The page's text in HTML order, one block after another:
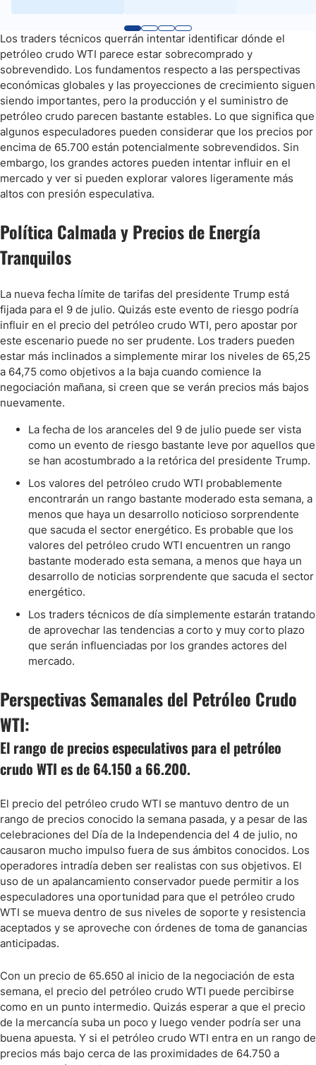
Los traders técnicos querrán intentar identificar dónde el
petróleo crudo WTI parece estar sobrecomprado y
sobrevendido. Los fundamentos respecto a las perspectivas
económicas globales y las proyecciones de crecimiento siguen
siendo importantes, pero la producción y el suministro de
petróleo crudo parecen bastante estables. Lo que significa que
algunos especuladores pueden considerar que los precios por
encima de 65.700 están potencialmente sobrevendidos. Sin
embargo, los grandes actores pueden intentar influir en el
mercado y ver si pueden explorar valores ligeramente más
altos con presión especulativa.
Política Calmada y Precios de Energía
Tranquilos
La nueva fecha límite de tarifas del presidente Trump está
fijada para el 9 de julio. Quizás este evento de riesgo podría
influir en el precio del petróleo crudo WTI, pero apostar por
este escenario puede no ser prudente. Los traders pueden
estar más inclinados a simplemente mirar los niveles de 65,25
a 64,75 como objetivos a la baja cuando comience la
negociación mañana, si creen que se verán precios más bajos
nuevamente.
La fecha de los aranceles del 9 de julio puede ser vista
como un evento de riesgo bastante leve por aquellos que
se han acostumbrado a la retórica del presidente Trump.
Los valores del petróleo crudo WTI probablemente
encontrarán un rango bastante moderado esta semana, a
menos que haya un desarrollo noticioso sorprendente
que sacuda el sector energético. Es probable que los
valores del petróleo crudo WTI encuentren un rango
bastante moderado esta semana, a menos que haya un
desarrollo de noticias sorprendente que sacuda el sector
energético.
Los traders técnicos de día simplemente estarán tratando
de aprovechar las tendencias a corto y muy corto plazo
que serán influenciadas por los grandes actores del
mercado.
Perspectivas Semanales del Petróleo Crudo
WTI:
El rango de precios especulativos para el petróleo
crudo WTI es de 64.150 a 66.200.
El precio del petróleo crudo WTI se mantuvo dentro de un
rango de precios conocido la semana pasada, y a pesar de las
celebraciones del Día de la Independencia del 4 de julio, no
causaron mucho impulso fuera de sus ámbitos conocidos. Los
operadores intradía deben ser realistas con sus objetivos. El
uso de un apalancamiento conservador puede permitir a los
especuladores una oportunidad para que el petróleo crudo
WTI se mueva dentro de sus niveles de soporte y resistencia
aceptados y se aproveche con órdenes de toma de ganancias
anticipadas.
Con un precio de 65.650 al inicio de la negociación de esta
semana, el precio del petróleo crudo WTI puede percibirse
como en un punto intermedio. Quizás esperar a que el precio
de la mercancía suba un poco y luego vender podría ser una
buena apuesta. Y si el petróleo crudo WTI entra en un rango de
precios más bajo cerca de las proximidades de 64.750 a